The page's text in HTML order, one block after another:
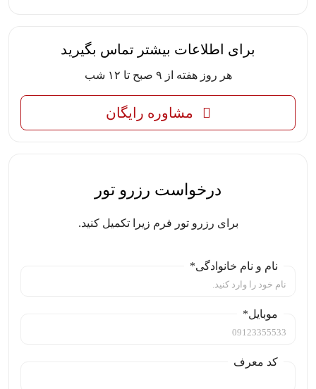
برای اطلاعات بیشتر تماس بگیرید
هر روز هفته از ۹ صبح تا ۱۲ شب
مشاوره رایگان
درخواست رزرو تور
برای رزرو تور فرم زیرا تکمیل کنید.
نام و نام خانوادگی*
موبایل*
کد معرف